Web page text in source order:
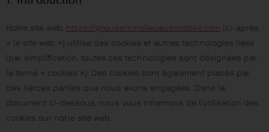
Notre site web, https://grouperichelieuautomobile.com (ci-après :
« le site web ») utilise des cookies et autres technologies liées
(par simplification, toutes ces technologies sont désignées par
le terme « cookies »). Des cookies sont également placés par
des tierces parties que nous avons engagées. Dans le
document ci-dessous, nous vous informons de l’utilisation des
cookies sur notre site web.